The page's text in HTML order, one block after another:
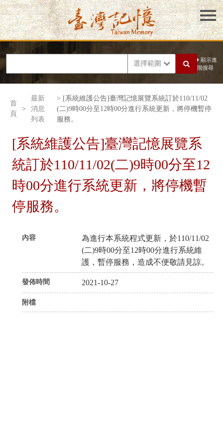
選擇範圍
顯示進
階搜尋
首
頁
>
最新
消息
列表
> [系統維護公告]臺灣記憶展覽系統訂於110/11/02
(二)9時00分至12時00分進行系統更新，將停機暫停
服務。
[系統維護公告]臺灣記憶展覽系
統訂於110/11/02(二)9時00分至12
時00分進行系統更新，將停機暫
停服務。
內容
為進行本系統程式更新，於110/11/02
(二)9時00分至12時00分進行系統維
護，暫停服務，造成不便敬請見諒。
發佈時間 2021-10-27
附檔